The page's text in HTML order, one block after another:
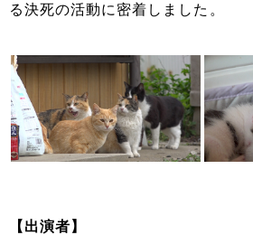
る決死の活動に密着しました。
【出演者】